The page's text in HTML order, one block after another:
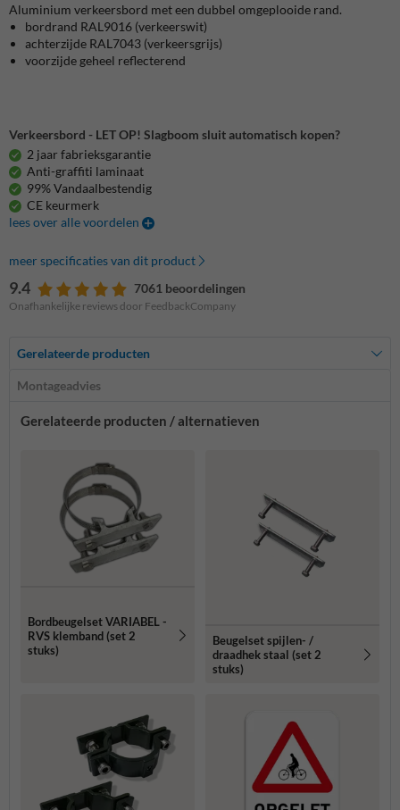
Aluminium verkeersbord met een dubbel omgeplooide rand.
bordrand RAL9016 (verkeerswit)
achterzijde RAL7043 (verkeersgrijs)
voorzijde geheel reflecterend
Verkeersbord - LET OP! Slagboom sluit automatisch kopen?
2 jaar fabrieksgarantie
Anti-graffiti laminaat
99% Vandaalbestendig
CE keurmerk
lees over alle voordelen
meer specificaties van dit product
9.4 7061 beoordelingen
Onafhankelijke reviews door FeedbackCompany
Gerelateerde producten
Montageadvies
Gerelateerde producten / alternatieven
Bordbeugelset VARIABEL -
RVS klemband (set 2
stuks)
Beugelset spijlen- /
draadhek staal (set 2
stuks)